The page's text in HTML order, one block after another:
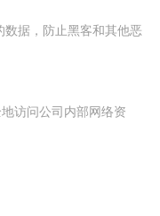
据，防止黑客和其他恶
访问公司内部网络资